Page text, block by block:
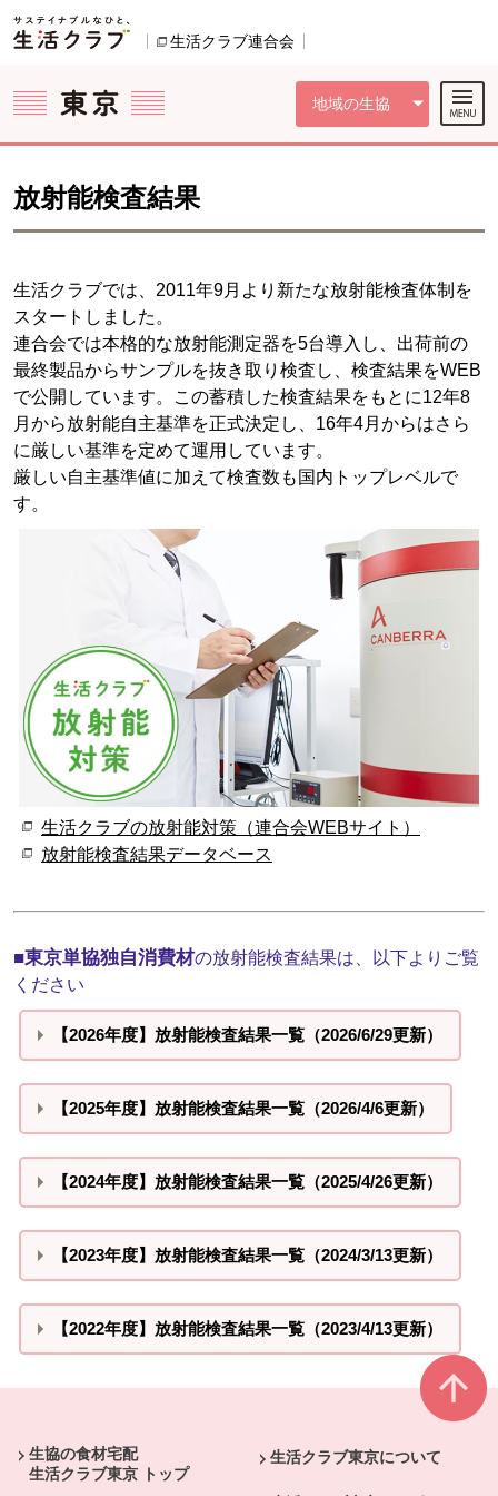
ページの先頭です。
生活クラブ連合会
地域の生協
ここからサイト内共通メニューです。
サイト内共通メニューをスキップする
サイト内共通メニューここまで。
放射能検査結果
生活クラブでは、2011年9月より新たな放射能検査体制を
スタートしました。
連合会では本格的な放射能測定器を5台導入し、出荷前の
最終製品からサンプルを抜き取り検査し、検査結果をWEB
で公開しています。この蓄積した検査結果をもとに12年8
月から放射能自主基準を正式決定し、16年4月からはさら
に厳しい基準を定めて運用しています。
厳しい自主基準値に加えて検査数も国内トップレベルで
す。
生活クラブの放射能対策（連合会WEBサイト）
放射能検査結果データベース
■東京単協独自消費材の放射能検査結果は、以下よりご覧
ください
【2026年度】放射能検査結果一覧（2026/6/29更新）
【2025年度】放射能検査結果一覧（2026/4/6更新）
【2024年度】放射能検査結果一覧（2025/4/26更新）
【2023年度】放射能検査結果一覧（2024/3/13更新）
【2022年度】放射能検査結果一覧（2023/4/13更新）
生協の食材宅配
生活クラブ東京 トップ
生活クラブ東京について